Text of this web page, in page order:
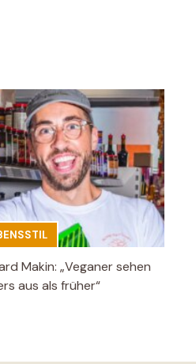
Makin: „Veganer sehen
aus als früher“